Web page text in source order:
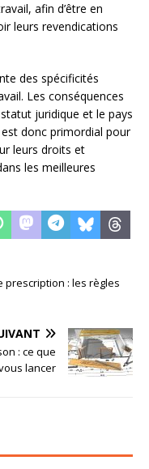
afin d’être en
leurs revendications
des spécificités
Les conséquences
juridique et le pays
donc primordial pour
leurs droits et
les meilleures
prescription : les règles
: ce que
lancer